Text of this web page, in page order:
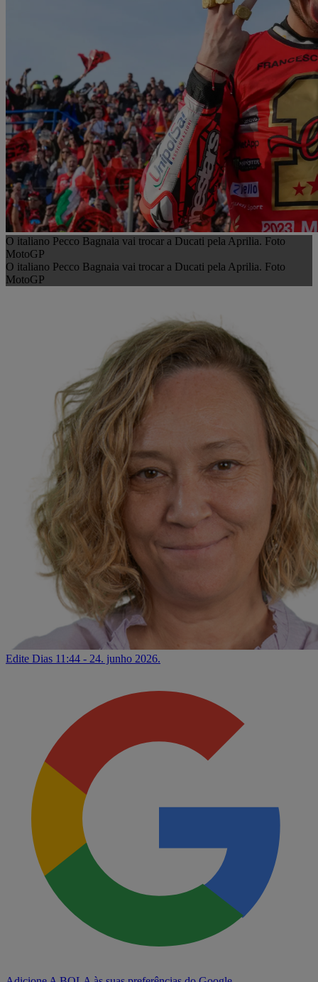
O italiano Pecco Bagnaia vai trocar a Ducati pela Aprilia. Foto
MotoGP
O italiano Pecco Bagnaia vai trocar a Ducati pela Aprilia. Foto
MotoGP
Edite Dias 11:44 - 24. junho 2026.